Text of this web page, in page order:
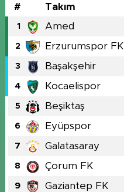
# Takım
1 Amed
2 Erzurumspor FK
3 Başakşehir
4 Kocaelispor
5 Beşiktaş
6 Eyüpspor
7 Galatasaray
8 Çorum FK
9 Gaziantep FK